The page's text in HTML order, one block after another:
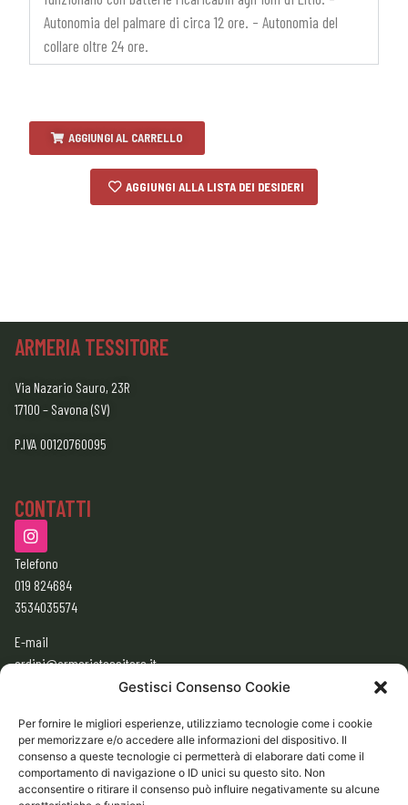
Gestisci Consenso Cookie
Per fornire le migliori esperienze, utilizziamo tecnologie come i cookie
per memorizzare e/o accedere alle informazioni del dispositivo. Il
consenso a queste tecnologie ci permetterà di elaborare dati come il
comportamento di navigazione o ID unici su questo sito. Non
acconsentire o ritirare il consenso può influire negativamente su alcune
Autonomia del palmare di circa 12 ore. – Autonomia del
collare oltre 24 ore.
AGGIUNGI AL CARRELLO
AGGIUNGI ALLA LISTA DEI DESIDERI
ARMERIA TESSITORE
Via Nazario Sauro, 23R
17100 – Savona (SV)
P.IVA 00120760095
CONTATTI
Telefono
019 824684
3534035574
E-mail
ordini@armeriatessitore.it
armeriatessitore@gmail.com
ORARI
9:00 – 12:30
15:30 – 19:30